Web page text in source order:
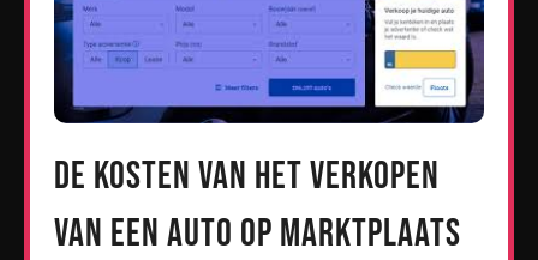
De Kosten van het Verkopen
van een Auto op Marktplaats